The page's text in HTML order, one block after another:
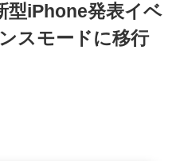
型iPhone発表イベ
スモードに移行